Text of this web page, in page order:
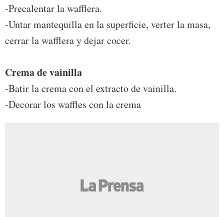
-Precalentar la wafflera.
-Untar mantequilla en la superficie, verter la masa,
cerrar la wafflera y dejar cocer.
Crema de vainilla
-Batir la crema con el extracto de vainilla.
-Decorar los waffles con la crema